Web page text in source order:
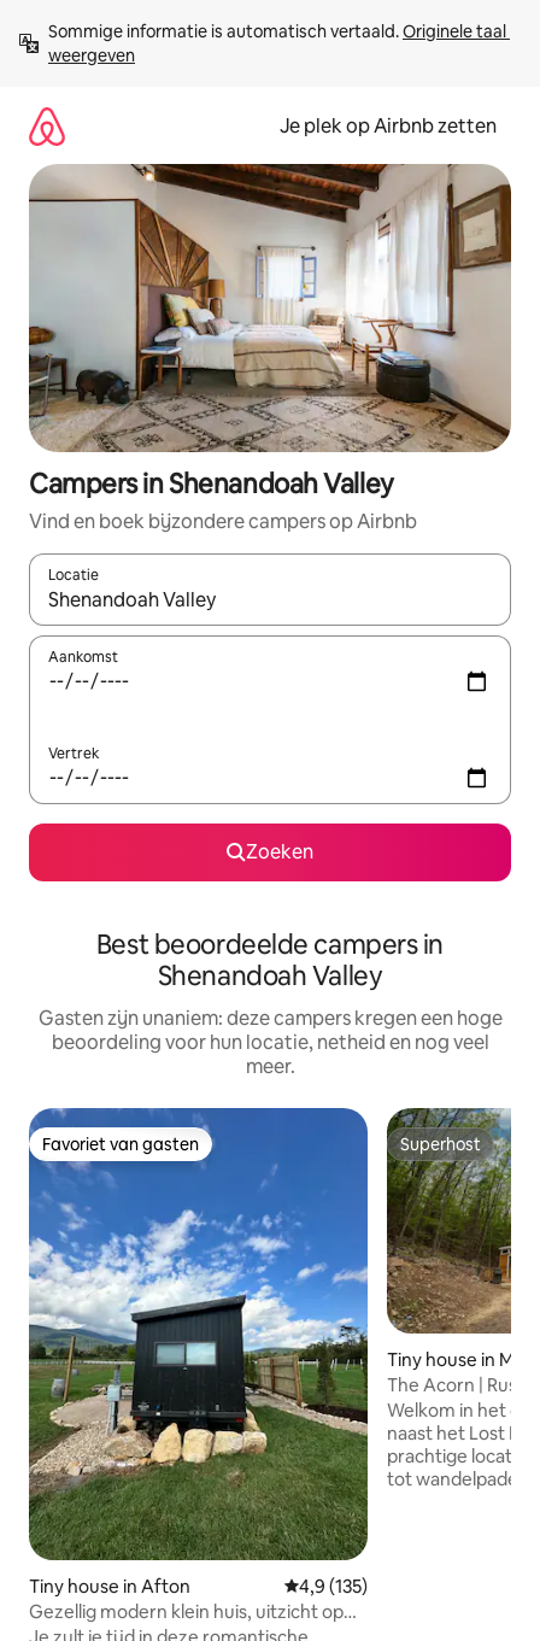
direct
naar
Sommige informatie is automatisch vertaald. Originele taal
weergeven
Je plek op Airbnb zetten
Campers in Shenandoah Valley
Vind en boek bijzondere campers op Airbnb
Locatie
Wanneer er resultaten beschikbaar zijn, maak je een keuze
Aankomst
Vertrek
Zoeken
Best beoordeelde campers in
Shenandoah Valley
Gasten zijn unaniem: deze campers kregen een hoge
beoordeling voor hun locatie, netheid en nog veel
meer.
Favoriet van gasten
Favoriet van gasten
Tiny house in Afton Gemiddelde beoordeling van
4,9 (135)
Gezellig modern klein huis, uitzicht op
de bergen, slaapt 2
Superhost
Superhost
Tiny house in
The Acorn |
parel ~ in de
Welkom in het
naast het Lost
prachtige locatie
tot